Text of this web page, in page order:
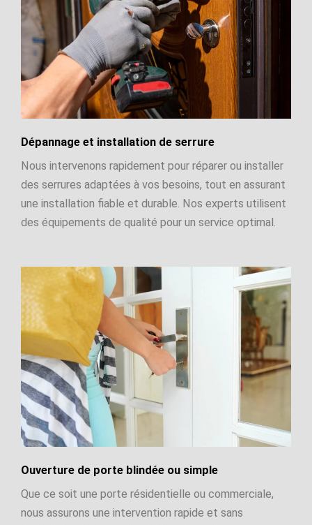
Dépannage et installation de serrure
Nous intervenons rapidement pour réparer ou installer
des serrures adaptées à vos besoins, tout en assurant
une installation fiable et durable. Nos experts utilisent
des équipements de qualité pour un service optimal.
Ouverture de porte blindée ou simple
Que ce soit une porte résidentielle ou commerciale,
nous assurons une intervention rapide et sans